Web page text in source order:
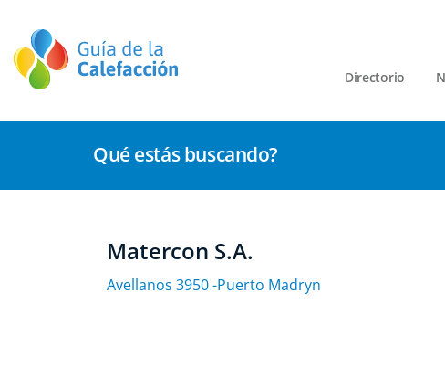
Directorio
Qué estás buscando?
Matercon S.A.
Avellanos 3950 -Puerto Madryn